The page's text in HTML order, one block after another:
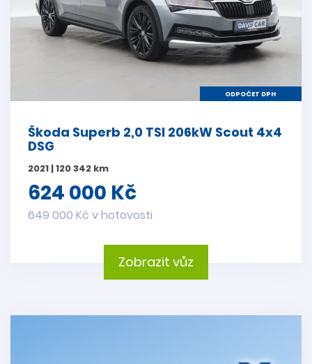
ODPOČET DPH
Škoda Superb 2,0 TSI 206kW Scout 4x4
DSG
2021 | 120 342 km
624 000 Kč
649 000 Kč v hotovosti
Zobrazit vůz